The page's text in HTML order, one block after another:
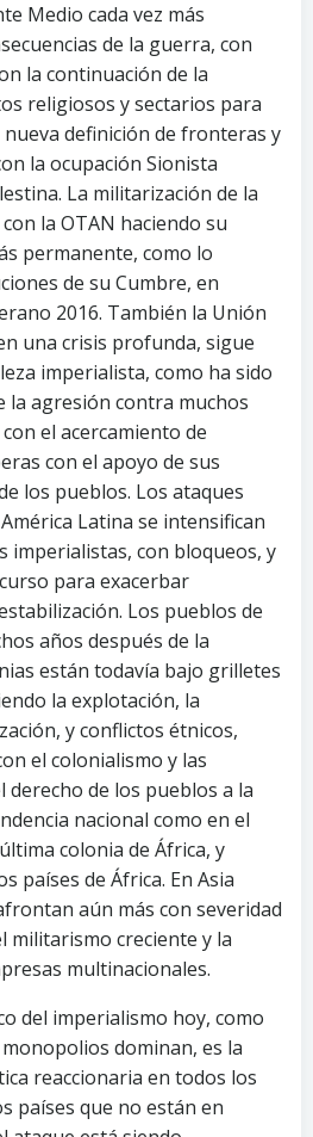
Medio cada vez más
de la guerra, con
la continuación de la
religiosos y sectarios para
definición de fronteras y
la ocupación Sionista
La militarización de la
la OTAN haciendo su
permanente, como lo
de su Cumbre, en
2016. También la Unión
una crisis profunda, sigue
imperialista, como ha sido
la agresión contra muchos
el acercamiento de
con el apoyo de sus
los pueblos. Los ataques
Latina se intensifican
imperialistas, con bloqueos, y
para exacerbar
Los pueblos de
años después de la
están todavía bajo grilletes
la explotación, la
y conflictos étnicos,
el colonialismo y las
derecho de los pueblos a la
nacional como en el
colonia de África, y
países de África. En Asia
aún más con severidad
militarismo creciente y la
multinacionales.
del imperialismo hoy, como
dominan, es la
reaccionaria en todos los
países que no están en